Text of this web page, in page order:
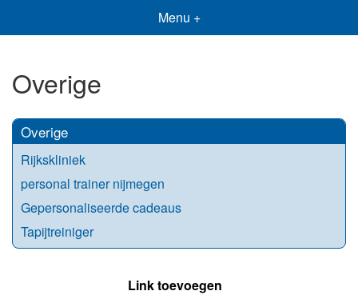
Menu +
Overige
Overige
Rijkskliniek
personal trainer nijmegen
Gepersonaliseerde cadeaus
Tapijtreiniger
Link toevoegen